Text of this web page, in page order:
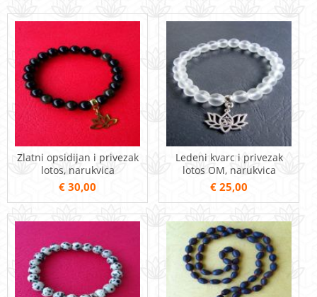
Zlatni opsidijan i privezak
lotos, narukvica
€ 30,00
Ledeni kvarc i privezak
lotos OM, narukvica
€ 25,00